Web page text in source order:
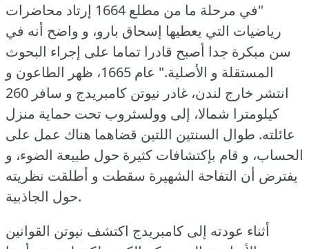
"في مرحلة ما من مطلع 1664 إرتاد محاضرات
رياضيات التي يعطيها إسحاق بارو، و واضح أنه في
سن مبكرة جدا أصبح قادرا تماما على إجراء البحوث
المستقلة و الأصلية."
عام 1665، ظهر الطاعون و
انتشر خارج لندن، غادر نيوتن كامبريدج و سافر 260
كيلومترا شمالا، إلى وولسثروب تحت حماية منزل
عائلته. طوال السنتين اللتين قضاهما هناك عمل على
الحساب، و قام بإكتشافات كثيرة حول طبيعة الضوء، و
يفترض أن التفاحة الشهيرة سقطت و أطلقت نظريته
حول الجاذبية.
أثناء عودته إلى كامبريدج اكتشف نيوتن القوانين